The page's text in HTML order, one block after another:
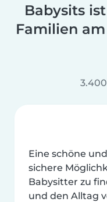
Babysits
Familien
Eine schöne und
sichere
Babysitter zu
und den Alltag